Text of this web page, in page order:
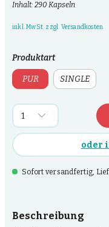
Inhalt: 290 Kapseln
inkl. MwSt. zzgl. Versandkosten
Produktart
PUR SINGLE
oder
Sofort versandfertig,
Beschreibung